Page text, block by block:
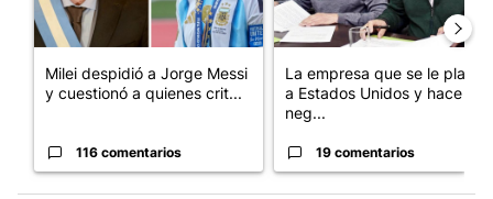
Milei despidió a Jorge Messi
y cuestionó a quienes crit...
116 comentarios
La empresa que se le plantó
a Estados Unidos y hace
neg...
19 comentarios